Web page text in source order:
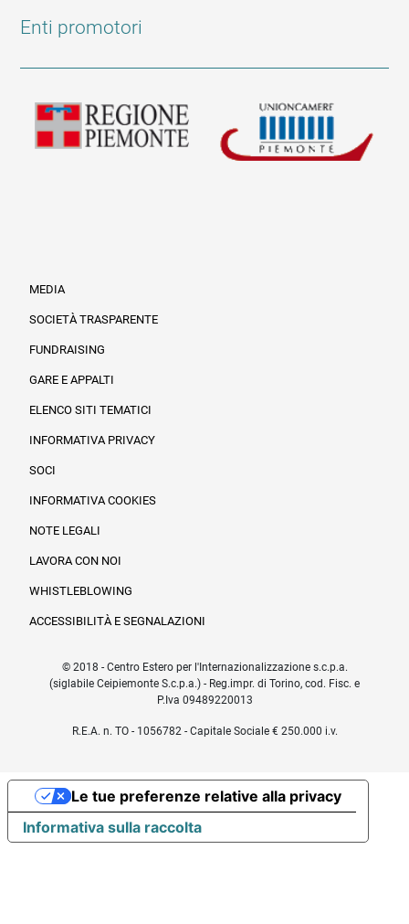
Enti promotori
MEDIA
SOCIETÀ TRASPARENTE
FUNDRAISING
GARE E APPALTI
ELENCO SITI TEMATICI
INFORMATIVA PRIVACY
SOCI
INFORMATIVA COOKIES
NOTE LEGALI
LAVORA CON NOI
WHISTLEBLOWING
ACCESSIBILITÀ E SEGNALAZIONI
© 2018 - Centro Estero per l'Internazionalizzazione s.c.p.a.
(siglabile Ceipiemonte S.c.p.a.) - Reg.impr. di Torino, cod. Fisc. e
P.Iva 09489220013
R.E.A. n. TO - 1056782 - Capitale Sociale € 250.000 i.v.
Informativa sulla raccolta
Le tue preferenze relative alla privacy